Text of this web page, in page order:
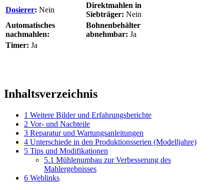
Dosierer: Nein
Direktmahlen in
Siebträger: Nein
Automatisches
nachmahlen:
Bohnenbehälter
abnehmbar: Ja
Timer: Ja
Inhaltsverzeichnis
1 Weitere Bilder und Erfahrungsberichte
2 Vor- und Nachteile
3 Reparatur und Wartungsanleitungen
4 Unterschiede in den Produktionsserien (Modelljahre)
5 Tips und Modifikationen
5.1 Mühlenumbau zur Verbesserung des
Mahlergebnisses
6 Weblinks